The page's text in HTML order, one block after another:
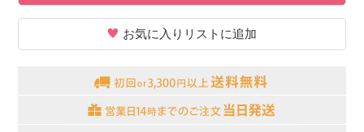
お気に入りリストに追加